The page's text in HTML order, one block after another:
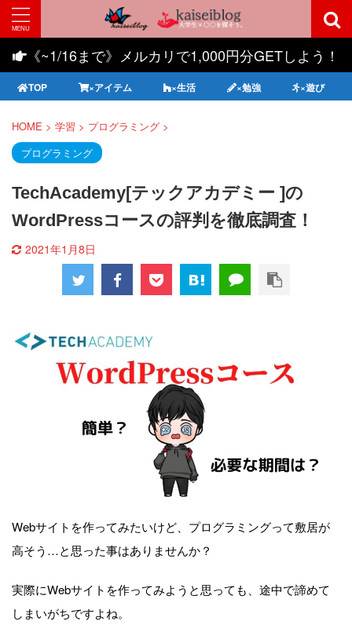
《~1/16まで》メルカリで1,000円分GETしよう！
TOP ×アイテム ×生活 ×勉強 ×遊び
HOME > 学習 > プログラミング >
プログラミング
TechAcademy[テックアカデミー ]の
WordPressコースの評判を徹底調査！
2021年1月8日
Webサイトを作ってみたいけど、プログラミングって敷居が
高そう…と思った事はありませんか？
実際にWebサイトを作ってみようと思っても、途中で諦めて
しまいがちですよね。